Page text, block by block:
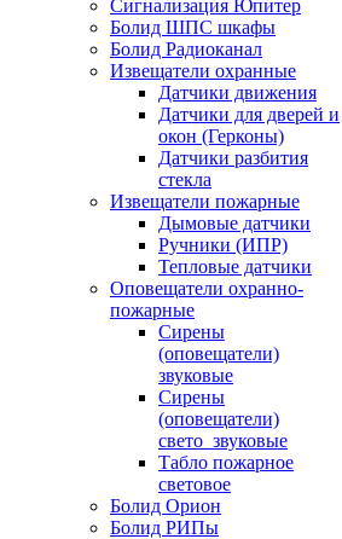
Сигнализация Юпитер
Болид ШПС шкафы
Болид Радиоканал
Извещатели охранные
Датчики движения
Датчики для дверей и
окон (Герконы)
Датчики разбития
стекла
Извещатели пожарные
Дымовые датчики
Ручники (ИПР)
Тепловые датчики
Оповещатели охранно-
пожарные
Сирены
(оповещатели)
звуковые
Сирены
(оповещатели)
свето_звуковые
Табло пожарное
световое
Болид Орион
Болид РИПы